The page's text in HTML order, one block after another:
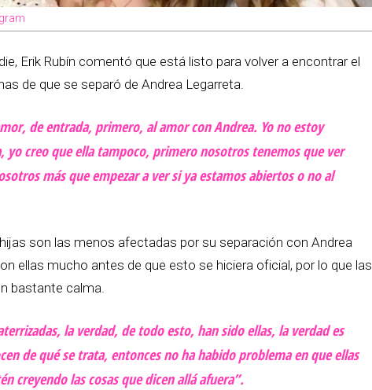
Erik Rubín comentó que está listo para volver a encontrar el
de que se separó de Andrea Legarreta.
de entrada, primero, al amor con Andrea. Yo no estoy
yo creo que ella tampoco, primero nosotros tenemos que ver
más que empezar a ver si ya estamos abiertos o no al
son las menos afectadas por su separación con Andrea
ellas mucho antes de que esto se hiciera oficial, por lo que las
bastante calma.
la verdad, de todo esto, han sido ellas, la verdad es
de qué se trata, entonces no ha habido problema en que ellas
creyendo las cosas que dicen allá afuera”.